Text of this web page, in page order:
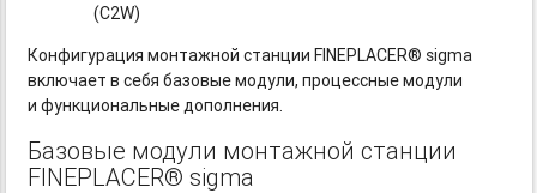
(C2W)
Конфигурация монтажной станции FINEPLACER® sigma
включает в себя базовые модули, процессные модули
и функциональные дополнения.
Базовые модули монтажной станции
FINEPLACER® sigma